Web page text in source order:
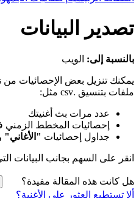
ألا تستطيع العثور على الأغنية؟
تصدير البيانات
بالنسبة إلى: الويب
ملفات بتنسيق .csv مثل:
عدد مرات بث أغنيتك
إحصائيات المخطط الزمني
جداول إحصائيات "الأغاني"
انقر على السهم بجانب البيانات
هل كانت هذه المقالة مفيدة؟